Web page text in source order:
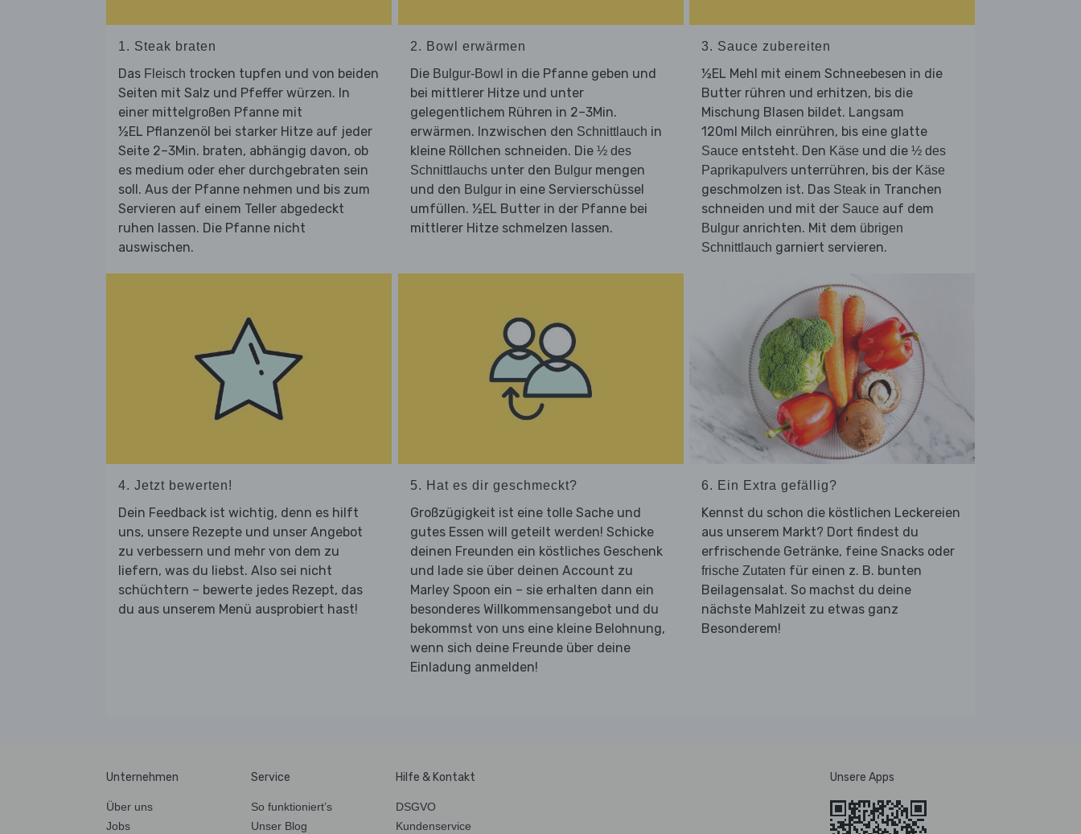
1. Steak braten
Das Fleisch trocken tupfen und von beiden
Seiten mit Salz und Pfeffer würzen. In
einer mittelgroßen Pfanne mit
½EL Pflanzenöl bei starker Hitze auf jeder
Seite 2–3Min. braten, abhängig davon, ob
es medium oder eher durchgebraten sein
soll. Aus der Pfanne nehmen und bis zum
Servieren auf einem Teller abgedeckt
ruhen lassen. Die Pfanne nicht
auswischen.
2. Bowl erwärmen
Die Bulgur-Bowl in die Pfanne geben und
bei mittlerer Hitze und unter
gelegentlichem Rühren in 2–3Min.
erwärmen. Inzwischen den Schnittlauch in
kleine Röllchen schneiden. Die ½ des
Schnittlauchsunter den Bulgurmengen
und den Bulgurin eine Servierschüssel
umfüllen. ½EL Butter in der Pfanne bei
mittlerer Hitze schmelzen lassen.
3. Sauce zubereiten
½EL Mehl mit einem Schneebesen in die
Butter rühren und erhitzen, bis die
Mischung Blasen bildet. Langsam
120ml Milch einrühren, bis eine glatte
Sauce entsteht. Den Käse und die ½ des
Paprikapulvers unterrühren, bis der Käse
geschmolzen ist. Das Steak in Tranchen
schneiden und mit der Sauce auf dem
Bulgur anrichten. Mit dem übrigen
Schnittlauch garniert servieren.
4. Jetzt bewerten!
Dein Feedback ist wichtig, denn es hilft
uns, unsere Rezepte und unser Angebot
zu verbessern und mehr von dem zu
liefern, was du liebst. Also sei nicht
schüchtern – bewerte jedes Rezept, das
du aus unserem Menü ausprobiert hast!
5. Hat es dir geschmeckt?
Großzügigkeit ist eine tolle Sache und
gutes Essen will geteilt werden! Schicke
deinen Freunden ein köstliches Geschenk
und lade sie über deinen Account zu
Marley Spoon ein – sie erhalten dann ein
besonderes Willkommensangebot und du
bekommst von uns eine kleine Belohnung,
wenn sich deine Freunde über deine
Einladung anmelden!
6. Ein Extra gefällig?
Kennst du schon die köstlichen Leckereien
aus unserem Markt? Dort findest du
erfrischende Getränke, feine Snacks oder
frische Zutaten für einen z. B. bunten
Beilagensalat. So machst du deine
nächste Mahlzeit zu etwas ganz
Besonderem!
Unternehmen
Über uns
Jobs
Service
So funktioniert’s
Unser Blog
Hilfe & Kontakt
DSGVO
Kundenservice
Unsere Apps